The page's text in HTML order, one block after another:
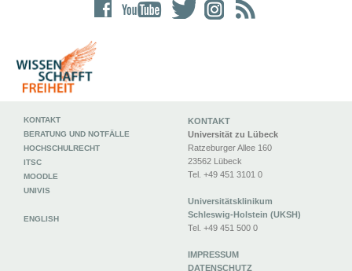
KONTAKT
Universität zu Lübeck
Ratzeburger Allee 160
23562 Lübeck
Tel. +49 451 3101 0
Universitätsklinikum
Schleswig-Holstein (UKSH)
Tel. +49 451 500 0
IMPRESSUM
DATENSCHUTZ
KONTAKT
BERATUNG UND NOTFÄLLE
HOCHSCHULRECHT
ITSC
MOODLE
UNIVIS
ENGLISH